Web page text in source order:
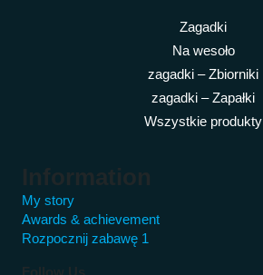
Zagadki
Na wesoło
zagadki – Zbiorniki
zagadki – Zapałki
Wszystkie produkty
Information
My story
Awards & achievement
Rozpocznij zabawę 1